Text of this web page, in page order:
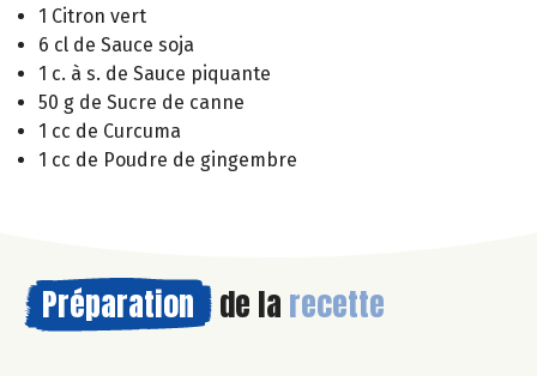
1 Citron vert
6 cl de Sauce soja
1 c. à s. de Sauce piquante
50 g de Sucre de canne
1 cc de Curcuma
1 cc de Poudre de gingembre
Préparation de la recette